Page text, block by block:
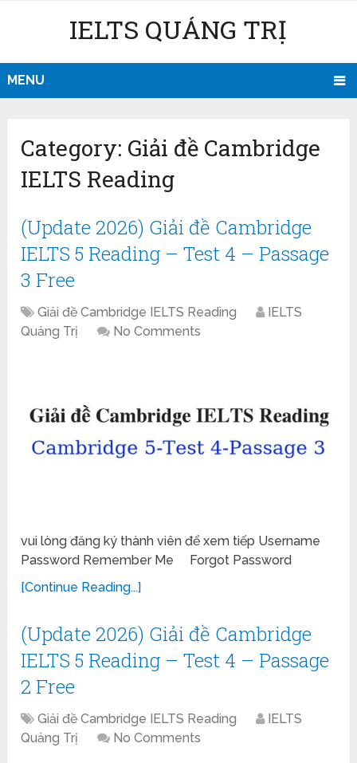
IELTS QUẢNG TRỊ
MENU
Category: Giải đề Cambridge
IELTS Reading
(Update 2026) Giải đề Cambridge
IELTS 5 Reading – Test 4 – Passage
3 Free
Giải đề Cambridge IELTS Reading
IELTS
Quảng Trị
No Comments
vui lòng đăng ký thành viên để xem tiếp Username
Password Remember Me Forgot Password
[Continue Reading...]
(Update 2026) Giải đề Cambridge
IELTS 5 Reading – Test 4 – Passage
2 Free
Giải đề Cambridge IELTS Reading
IELTS
Quảng Trị
No Comments